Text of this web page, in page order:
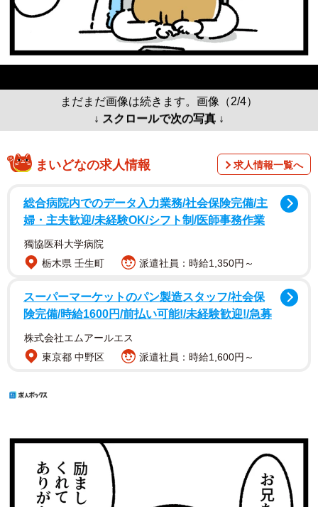
まだまだ画像は続きます。画像（2/4）
↓ スクロールで次の写真 ↓
まいどなの求人情報 求人情報一覧へ
総合病院内でのデータ入力業務/社会保険完備/主
婦・主夫歓迎/未経験OK/シフト制/医師事務作業
獨協医科大学病院
栃木県 壬生町
派遣社員：時給1,350円～
スーパーマーケットのパン製造スタッフ/社会保
険完備/時給1600円/前払い可能!/未経験歓迎!/急募
株式会社エムアールエス
東京都 中野区
派遣社員：時給1,600円～